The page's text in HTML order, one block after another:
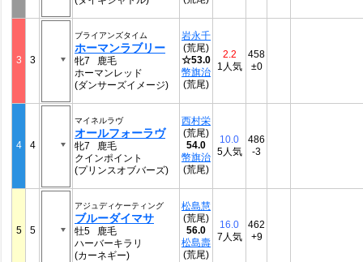
3 3
ブライアンズタイム
ホーマンラブリー
牝7 鹿毛
ホーマンレッド
(ダンサーズイメージ)
岩永千
(荒尾)
☆53.0
幣旗治
(荒尾)
2.2
1人気
458
±0
4 4
マイネルラヴ
オールフォーラヴ
牝7 鹿毛
クインポイント
(プリンスオブバーズ)
西村栄
(荒尾)
54.0
幣旗治
(荒尾)
10.0
5人気
486
-3
5 5
アジュディケーティング
ブルーダイマサ
牡5 鹿毛
ハーバーキラリ
(カーネギー)
松島慧
(荒尾)
56.0
松島壽
(荒尾)
16.0
7人気
462
+9